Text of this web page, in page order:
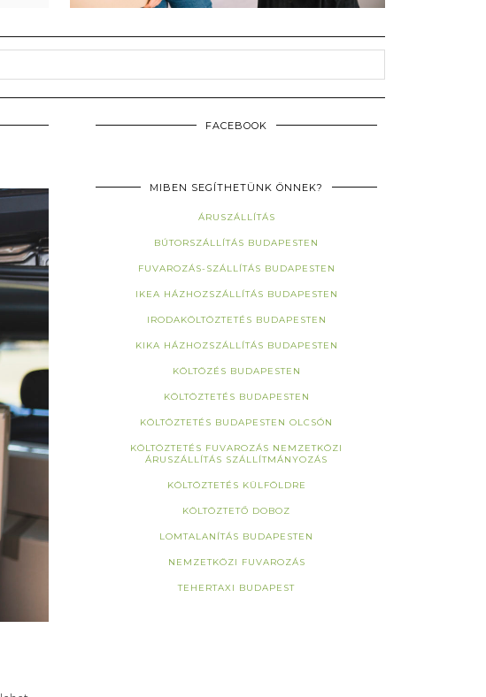
FACEBOOK
MIBEN SEGÍTHETÜNK ÖNNEK?
ÁRUSZÁLLÍTÁS
BÚTORSZÁLLÍTÁS BUDAPESTEN
FUVAROZÁS-SZÁLLÍTÁS BUDAPESTEN
IKEA HÁZHOZSZÁLLÍTÁS BUDAPESTEN
IRODAKÖLTÖZTETÉS BUDAPESTEN
KIKA HÁZHOZSZÁLLÍTÁS BUDAPESTEN
KÖLTÖZÉS BUDAPESTEN
KÖLTÖZTETÉS BUDAPESTEN
KÖLTÖZTETÉS BUDAPESTEN OLCSÓN
KÖLTÖZTETÉS FUVAROZÁS NEMZETKÖZI
ÁRUSZÁLLÍTÁS SZÁLLÍTMÁNYOZÁS
KÖLTÖZTETÉS KÜLFÖLDRE
KÖLTÖZTETŐ DOBOZ
LOMTALANÍTÁS BUDAPESTEN
NEMZETKÖZI FUVAROZÁS
TEHERTAXI BUDAPEST